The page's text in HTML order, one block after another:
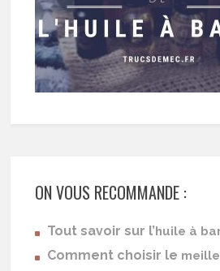
ON VOUS RECOMMANDE :
Tout savoir sur l’huile à
Comment choisir le